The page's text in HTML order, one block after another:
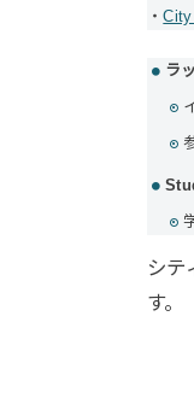
・City
ラ
シテ
す。